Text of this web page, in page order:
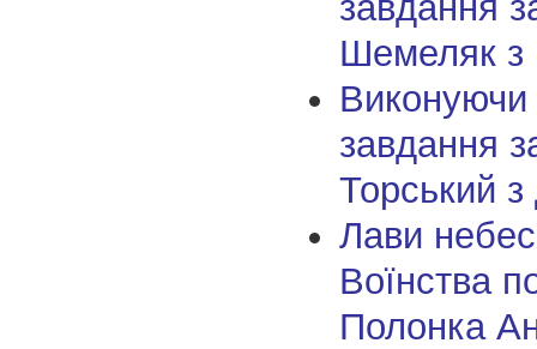
Шемеляк з
завдання
Торський
Лави
Воїнства
Полонка